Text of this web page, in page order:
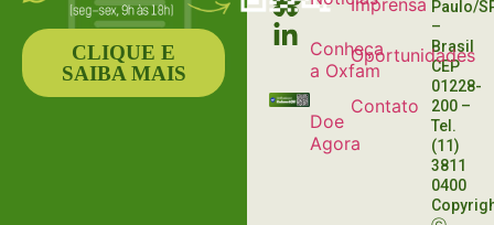
Conheça
a Oxfam
Doe
Agora
Imprensa
Oportunidades
Contato
Paulo/
–
Brasil
CEP
01228-
200 –
Tel.
(11)
3811
0400
CLIQUE E
SAIBA MAIS